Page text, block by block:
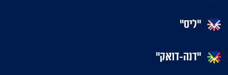
"ליס"
"דנה-דואק"